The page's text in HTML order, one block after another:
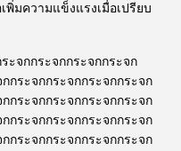
พิ่มความแข็งแรงเมื่อเปรียบ
ะจกกระจกกระจกกระจก
กระจกกระจกกระจกกระจก
กระจกกระจกกระจกกระจก
กระจกกระจกกระจกกระจก
กระจกกระจกกระจกกระจก